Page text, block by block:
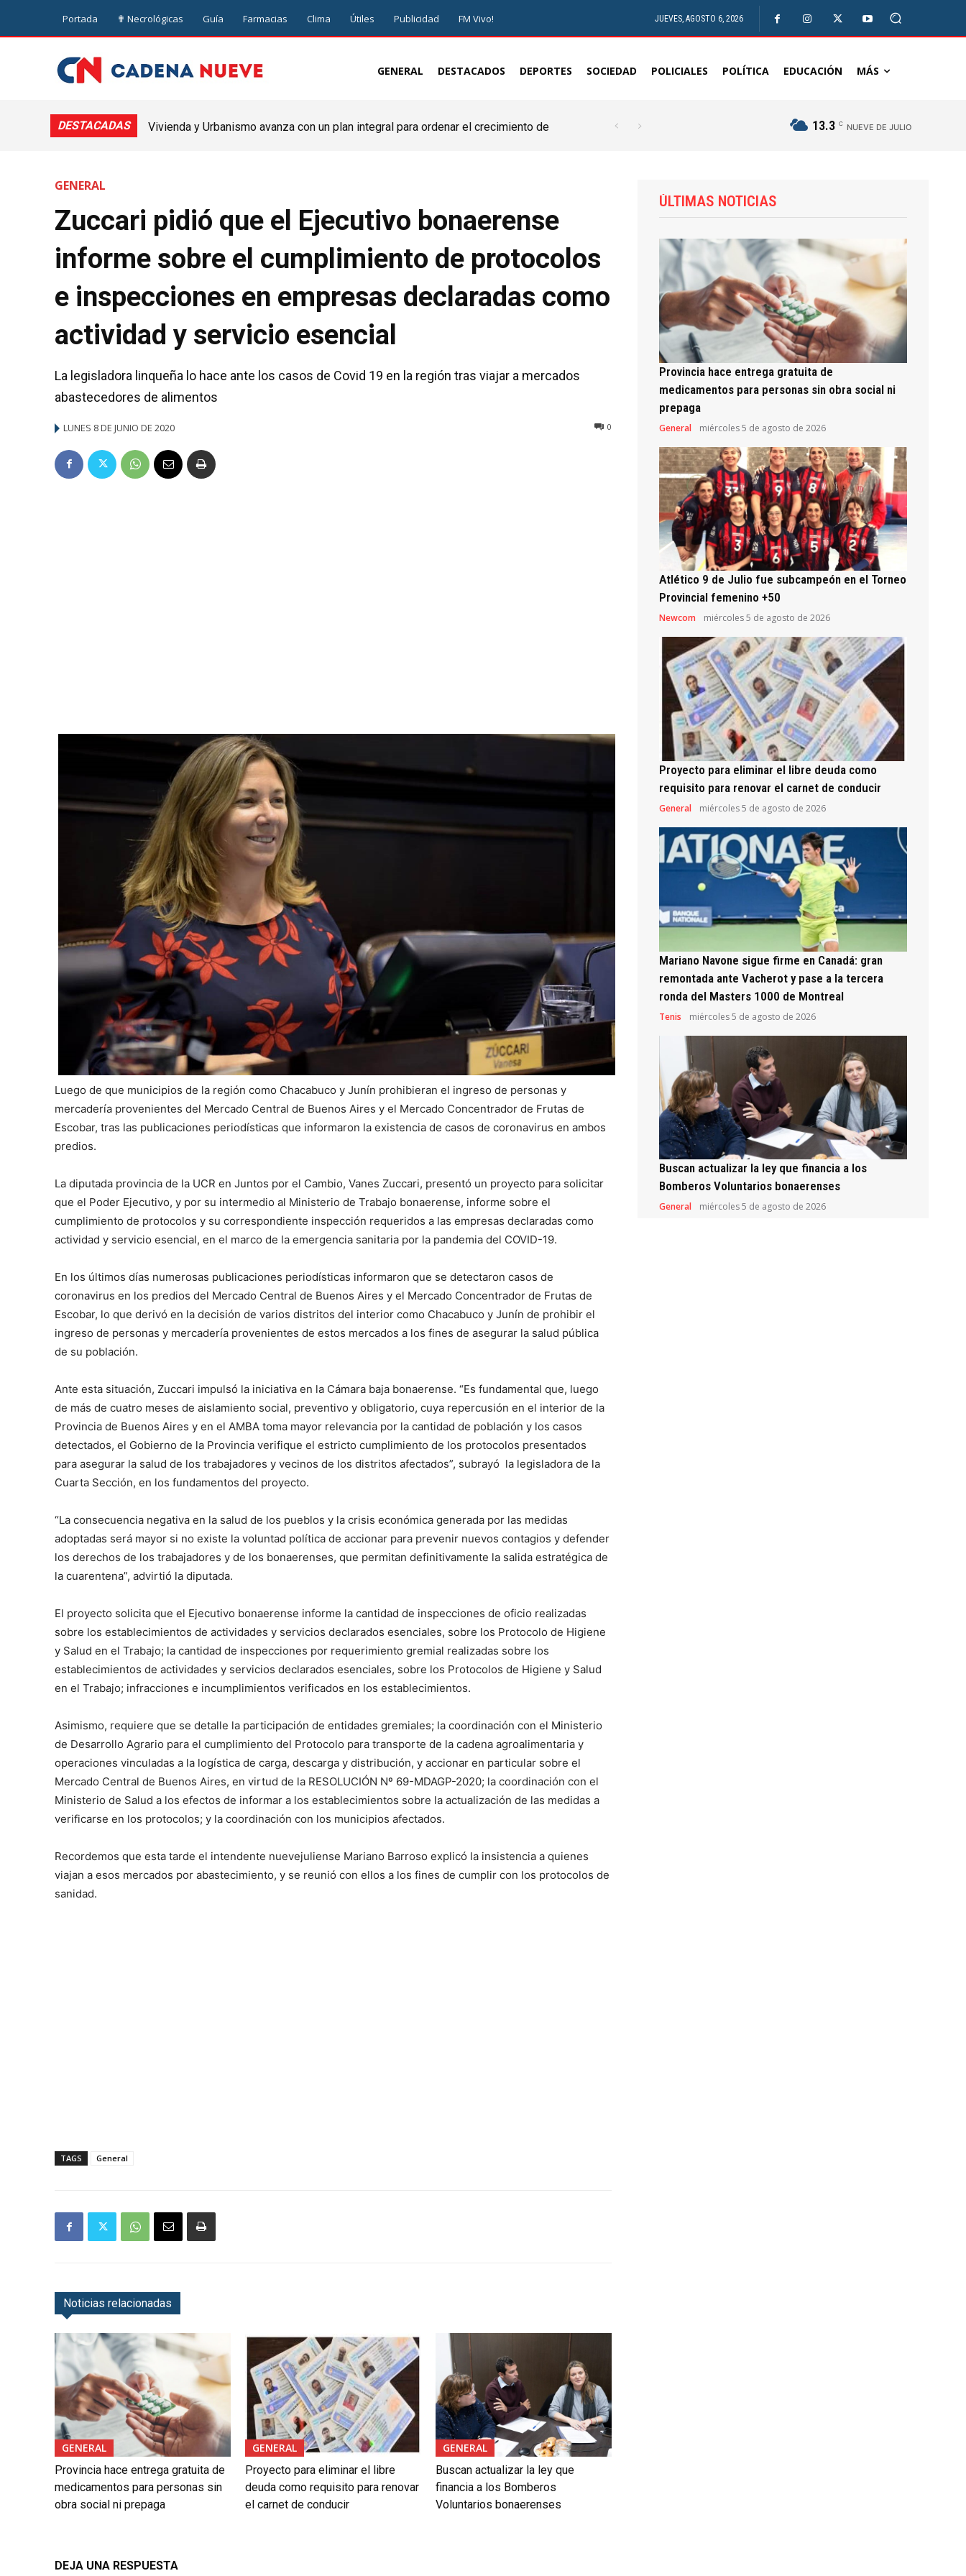
Portada ✟ Necrológicas Guía Farmacias Clima Útiles Publicidad FM Vivo! JUEVES, AGOSTO 6, 2026
GENERAL DESTACADOS DEPORTES SOCIEDAD POLICIALES POLÍTICA EDUCACIÓN MÁS
DESTACADAS
Vivienda y Urbanismo avanza con un plan integral para ordenar el crecimiento de
13.3 C NUEVE DE JULIO
GENERAL
Zuccari pidió que el Ejecutivo bonaerense
informe sobre el cumplimiento de protocolos
e inspecciones en empresas declaradas como
actividad y servicio esencial
La legisladora linqueña lo hace ante los casos de Covid 19 en la región tras viajar a mercados
abastecedores de alimentos
LUNES 8 DE JUNIO DE 2020 0
Luego de que municipios de la región como Chacabuco y Junín prohibieran el ingreso de personas y
mercadería provenientes del Mercado Central de Buenos Aires y el Mercado Concentrador de Frutas de
Escobar, tras las publicaciones periodísticas que informaron la existencia de casos de coronavirus en ambos
predios.
La diputada provincia de la UCR en Juntos por el Cambio, Vanes Zuccari, presentó un proyecto para solicitar
que el Poder Ejecutivo, y por su intermedio al Ministerio de Trabajo bonaerense, informe sobre el
cumplimiento de protocolos y su correspondiente inspección requeridos a las empresas declaradas como
actividad y servicio esencial, en el marco de la emergencia sanitaria por la pandemia del COVID-19.
En los últimos días numerosas publicaciones periodísticas informaron que se detectaron casos de
coronavirus en los predios del Mercado Central de Buenos Aires y el Mercado Concentrador de Frutas de
Escobar, lo que derivó en la decisión de varios distritos del interior como Chacabuco y Junín de prohibir el
ingreso de personas y mercadería provenientes de estos mercados a los fines de asegurar la salud pública
de su población.
Ante esta situación, Zuccari impulsó la iniciativa en la Cámara baja bonaerense. “Es fundamental que, luego
de más de cuatro meses de aislamiento social, preventivo y obligatorio, cuya repercusión en el interior de la
Provincia de Buenos Aires y en el AMBA toma mayor relevancia por la cantidad de población y los casos
detectados, el Gobierno de la Provincia verifique el estricto cumplimiento de los protocolos presentados
para asegurar la salud de los trabajadores y vecinos de los distritos afectados”, subrayó la legisladora de la
Cuarta Sección, en los fundamentos del proyecto.
“La consecuencia negativa en la salud de los pueblos y la crisis económica generada por las medidas
adoptadas será mayor si no existe la voluntad política de accionar para prevenir nuevos contagios y defender
los derechos de los trabajadores y de los bonaerenses, que permitan definitivamente la salida estratégica de
la cuarentena”, advirtió la diputada.
El proyecto solicita que el Ejecutivo bonaerense informe la cantidad de inspecciones de oficio realizadas
sobre los establecimientos de actividades y servicios declarados esenciales, sobre los Protocolo de Higiene
y Salud en el Trabajo; la cantidad de inspecciones por requerimiento gremial realizadas sobre los
establecimientos de actividades y servicios declarados esenciales, sobre los Protocolos de Higiene y Salud
en el Trabajo; infracciones e incumplimientos verificados en los establecimientos.
Asimismo, requiere que se detalle la participación de entidades gremiales; la coordinación con el Ministerio
de Desarrollo Agrario para el cumplimiento del Protocolo para transporte de la cadena agroalimentaria y
operaciones vinculadas a la logística de carga, descarga y distribución, y accionar en particular sobre el
Mercado Central de Buenos Aires, en virtud de la RESOLUCIÓN Nº 69-MDAGP-2020; la coordinación con el
Ministerio de Salud a los efectos de informar a los establecimientos sobre la actualización de las medidas a
verificarse en los protocolos; y la coordinación con los municipios afectados.
Recordemos que esta tarde el intendente nuevejuliense Mariano Barroso explicó la insistencia a quienes
viajan a esos mercados por abastecimiento, y se reunió con ellos a los fines de cumplir con los protocolos de
sanidad.
TAGS General
Noticias relacionadas
GENERAL
Provincia hace entrega gratuita de
medicamentos para personas sin
obra social ni prepaga
GENERAL
Proyecto para eliminar el libre
deuda como requisito para renovar
el carnet de conducir
GENERAL
Buscan actualizar la ley que
financia a los Bomberos
Voluntarios bonaerenses
DEJA UNA RESPUESTA
ÚLTIMAS NOTICIAS
Provincia hace entrega gratuita de
medicamentos para personas sin obra social ni
prepaga
General miércoles 5 de agosto de 2026
Atlético 9 de Julio fue subcampeón en el Torneo
Provincial femenino +50
Newcom miércoles 5 de agosto de 2026
Proyecto para eliminar el libre deuda como
requisito para renovar el carnet de conducir
General miércoles 5 de agosto de 2026
Mariano Navone sigue firme en Canadá: gran
remontada ante Vacherot y pase a la tercera
ronda del Masters 1000 de Montreal
Tenis miércoles 5 de agosto de 2026
Buscan actualizar la ley que financia a los
Bomberos Voluntarios bonaerenses
General miércoles 5 de agosto de 2026